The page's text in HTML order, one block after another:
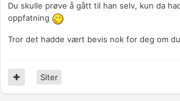
Du skulle prøve å gått til han selv, kun da
oppfatning
Tror det hadde vært bevis nok for deg om
Siter